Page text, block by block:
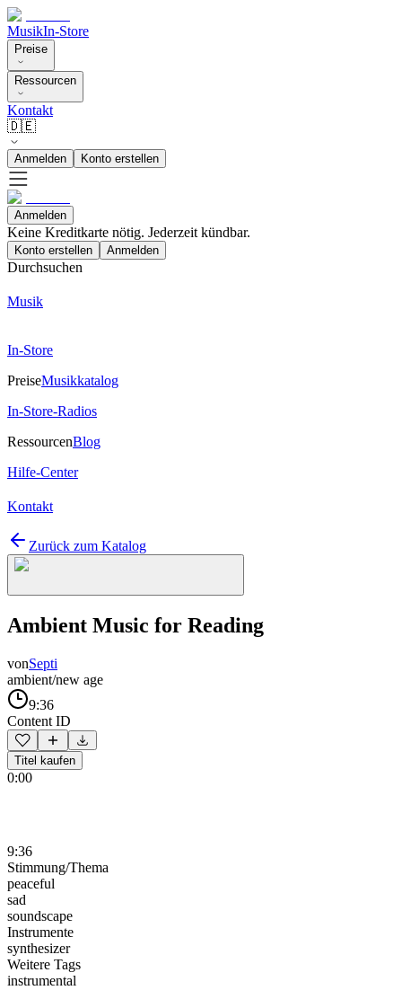
MusikIn-Store
Preise
Ressourcen
Kontakt
🇩🇪
Anmelden Konto erstellen
Anmelden
Keine Kreditkarte nötig. Jederzeit kündbar.
Konto erstellen Anmelden
Durchsuchen
Musik
In-Store
PreiseMusikkatalog
In-Store-Radios
RessourcenBlog
Hilfe-Center
Kontakt
Zurück zum Katalog
Ambient Music for Reading
vonSepti
ambient/new age
9:36
Content ID
Titel kaufen
0:00
9:36
Stimmung/Thema
peaceful
sad
soundscape
Instrumente
synthesizer
Weitere Tags
instrumental